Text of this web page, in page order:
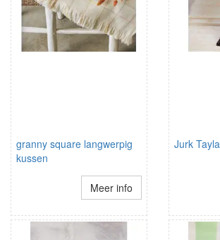
granny square langwerpig
kussen
Meer info
Jurk Tayla